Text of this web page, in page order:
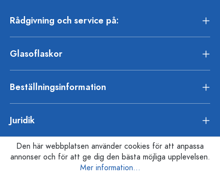
Rådgivning och service på:
Glasoflaskor
Beställningsinformation
Juridik
Den här webbplatsen använder cookies för att anpassa
annonser och för att ge dig den bästa möjliga upplevelsen.
Mer information...